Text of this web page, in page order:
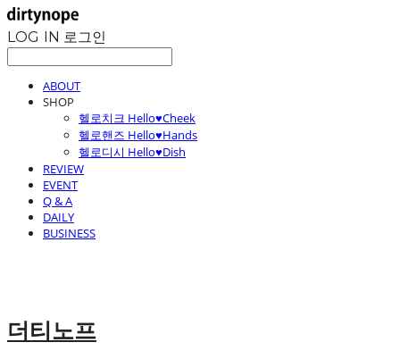
LOG IN 로그인
ABOUT
SHOP
헬로치크 Hello♥Cheek
헬로핸즈 Hello♥Hands
헬로디시 Hello♥Dish
REVIEW
EVENT
Q & A
DAILY
BUSINESS
더티노프